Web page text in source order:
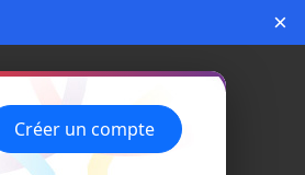
×
Créer un compte